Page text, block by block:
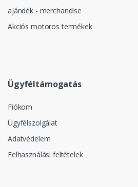
ajándék - merchandise
Akciós motoros termékek
Ügyféltámogatás
Fiókom
Ügyfélszolgálat
Adatvédelem
Felhasználási feltételek